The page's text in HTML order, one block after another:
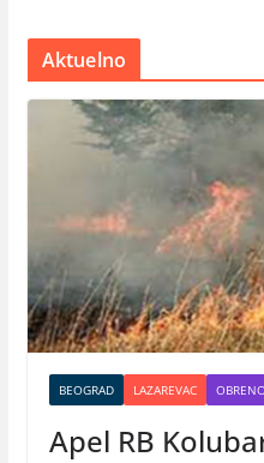
Aktuelno
BEOGRAD LAZAREVAC
Apel RB